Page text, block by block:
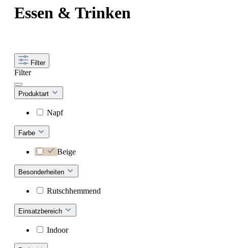
Essen & Trinken
Filter
Filter
Produktart
Napf
Farbe
Beige
Besonderheiten
Rutschhemmend
Einsatzbereich
Indoor